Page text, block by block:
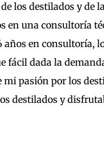
los destilados y de
una consultoría
en consultoría,
fácil dada la
pasión por los
destilados y